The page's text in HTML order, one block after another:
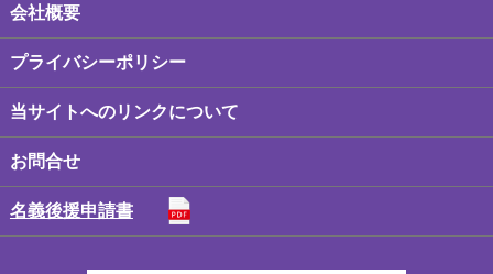
会社概要
プライバシーポリシー
当サイトへのリンクについて
お問合せ
名義後援申請書